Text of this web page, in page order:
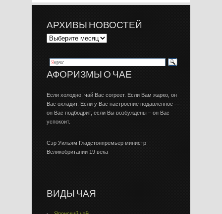
АРХИВЫ НОВОСТЕЙ
АФОРИЗМЫ О ЧАЕ
Если холодно, чай Вас согреет. Если Вам жарко, он
Вас охладит. Если у Вас настроение подавленное —
он Вас подбодрит, если Вы возбуждены – он Вас
успокоит.
Сэр Уильям Гладстонпремьер министр
Великобритании 19 века
ВИДЫ ЧАЯ